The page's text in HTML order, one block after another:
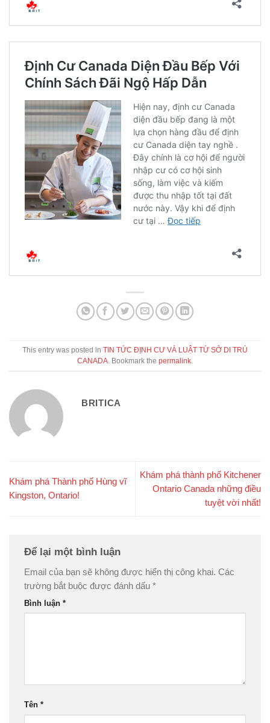
This entry was posted in TIN TỨC ĐỊNH CƯ VÀ LUẬT TỪ SỞ DI TRÚ
CANADA . Bookmark the permalink
BRITICA
Khám phá Thành phố Hùng vĩ
Kingston, Ontario!
Khám phá thành phố Kitchener
Ontario Canada những điều
tuyệt vời nhất!
Để lại một bình luận
Email của bạn sẽ không được hiển thị công khai. Các
trường bắt buộc được đánh dấu *
Bình luận *
Tên *